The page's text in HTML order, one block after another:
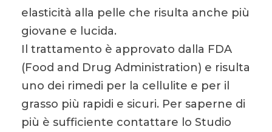
elasticità alla pelle che risulta anche più
giovane e lucida.
Il trattamento è approvato dalla FDA
(Food and Drug Administration) e risulta
uno dei rimedi per la cellulite e per il
grasso più rapidi e sicuri. Per saperne di
più è sufficiente contattare lo Studio